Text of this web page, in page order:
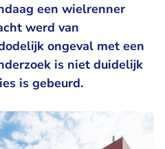
een wielrenner
werd van
ongeval met een
is niet duidelijk
is gebeurd.